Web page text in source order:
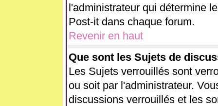
l'administrateur qui détermine
Post-it dans chaque forum.
Revenir en haut
Que sont les Sujets de
Les Sujets verrouillés sont
ou soit par l'administrateur.
discussions verrouillés et les